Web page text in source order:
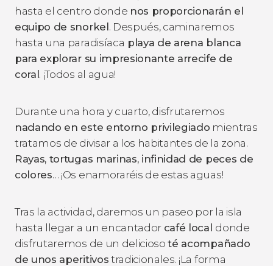
hasta el centro donde nos proporcionarán el
equipo de snorkel. Después, caminaremos
hasta una paradisíaca playa de arena blanca
para explorar su impresionante arrecife de
coral. ¡Todos al agua!
Durante una hora y cuarto, disfrutaremos
nadando en este entorno privilegiado mientras
tratamos de divisar a los habitantes de la zona.
Rayas, tortugas marinas, infinidad de peces de
colores… ¡Os enamoraréis de estas aguas!
Tras la actividad, daremos un paseo por la isla
hasta llegar a un encantador café local donde
disfrutaremos de un deliciosoté acompañado
de unos aperitivos tradicionales. ¡La forma